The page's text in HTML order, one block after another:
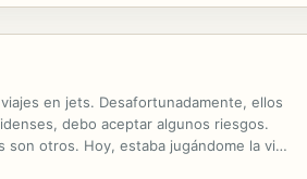
en jets. Desafortunadamente, ellos
debo aceptar algunos riesgos.
otros. Hoy, estaba jugándome la vida